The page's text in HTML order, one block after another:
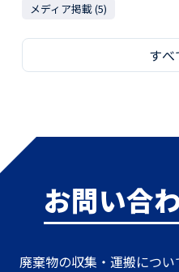
メディア掲載 (5)
すべ
お問い合
廃棄物の収集・運搬につ